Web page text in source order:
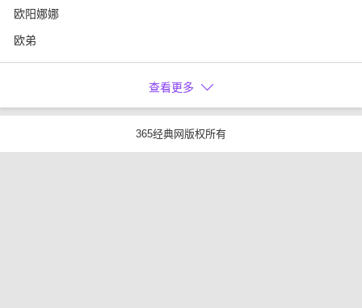
欧阳娜娜
欧弟
查看更多
365经典网版权所有